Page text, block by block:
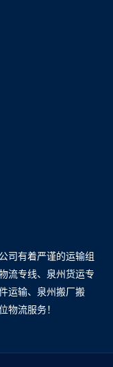
司有着严谨的运输组
流专线、泉州货运专
运输、泉州搬厂搬
物流服务！